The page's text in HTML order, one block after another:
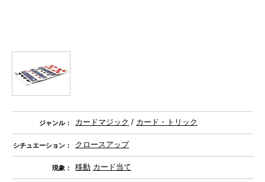
ジャンル： カードマジック / カード・トリック
シチュエーション： クロースアップ
現象： 移動 カード当て